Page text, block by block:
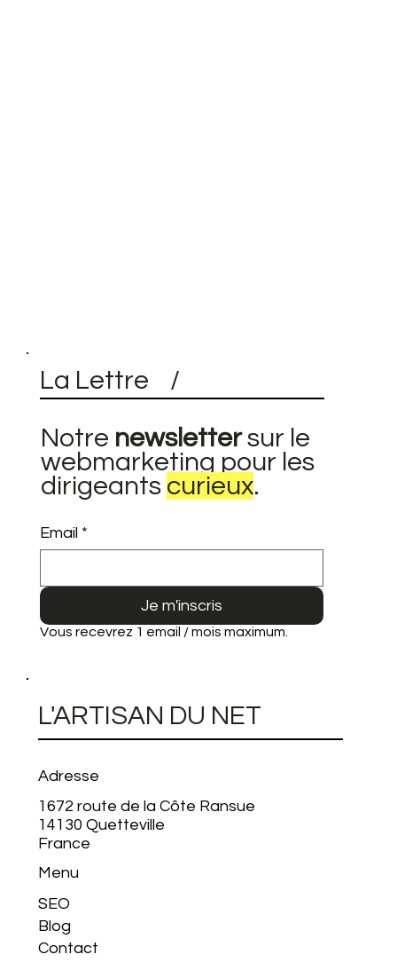
L'ARTISAN DU NET
Adresse
1672 route de la Côte Ransue
14130 Quetteville
France
Menu
SEO
Blog
Contact
La Lettre /
Notre newslettersur le
webmarketing pour les
dirigeants curieux.
Email *
Je m'inscris
Vous recevrez 1 email / mois maximum.